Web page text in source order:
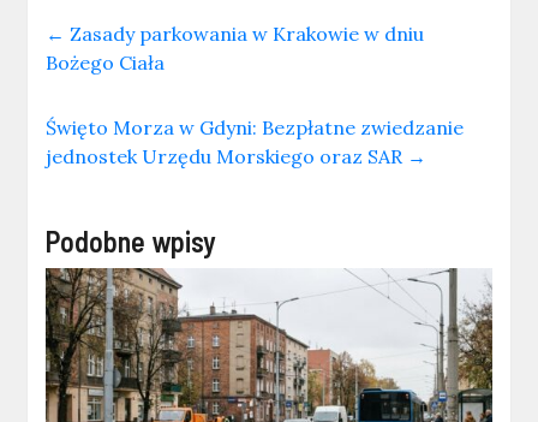
← Zasady parkowania w Krakowie w dniu
Bożego Ciała
Święto Morza w Gdyni: Bezpłatne zwiedzanie
jednostek Urzędu Morskiego oraz SAR →
Podobne wpisy